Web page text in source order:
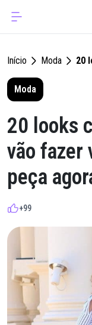
Início Moda
20
Moda
20 looks
vão fazer
peça
+99